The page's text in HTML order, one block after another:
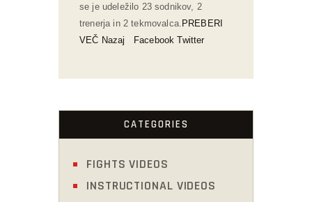
se je udeležilo 23 sodnikov, 2
trenerja in 2 tekmovalca. PREBERI
VEČ Nazaj Facebook Twitter
CATEGORIES
FIGHTS VIDEOS
INSTRUCTIONAL VIDEOS